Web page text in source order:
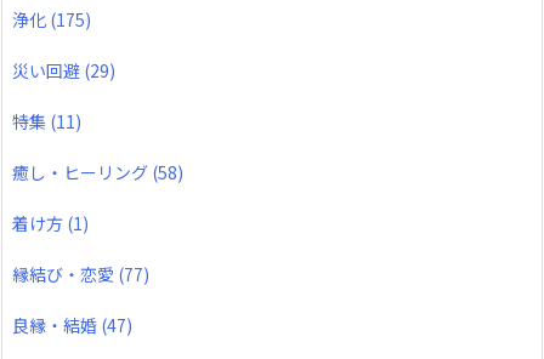
浄化 (175)
災い回避 (29)
特集 (11)
癒し・ヒーリング (58)
着け方 (1)
縁結び・恋愛 (77)
良縁・結婚 (47)